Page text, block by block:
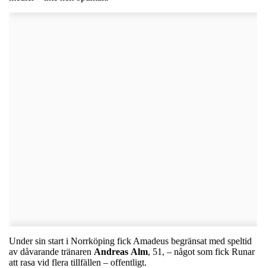
Under sin start i Norrköping fick Amadeus begränsat med speltid
av dåvarande tränaren Andreas Alm, 51, – något som fick Runar
att rasa vid flera tillfällen – offentligt.